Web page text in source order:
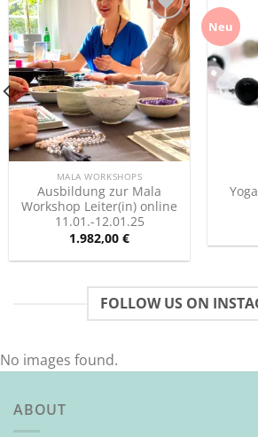
Zur
Wunschliste
hinzufügen
MALA WORKSHOPS
Ausbildung zur Mala
Workshop Leiter(in) online
11.01.-12.01.25
1.982,00 €
Neu
FOLLOW US ON
No images found.
ABOUT